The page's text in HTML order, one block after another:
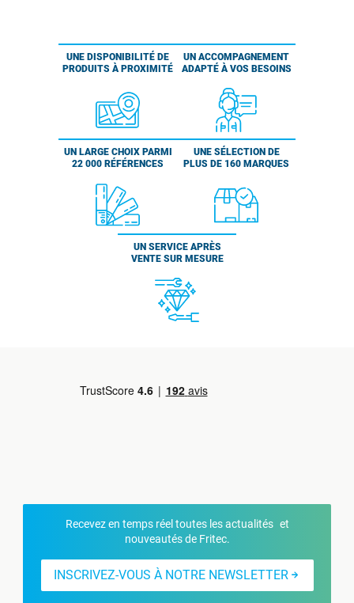
UNE DISPONIBILITÉ DE
PRODUITS À PROXIMITÉ
UN ACCOMPAGNEMENT
ADAPTÉ À VOS BESOINS
UN LARGE CHOIX PARMI
22 000 RÉFÉRENCES
UNE SÉLECTION DE
PLUS DE 160 MARQUES
UN SERVICE APRÈS
VENTE SUR MESURE
Recevez en temps réel toutes les actualités et
nouveautés de Fritec.
INSCRIVEZ-VOUS À NOTRE NEWSLETTER